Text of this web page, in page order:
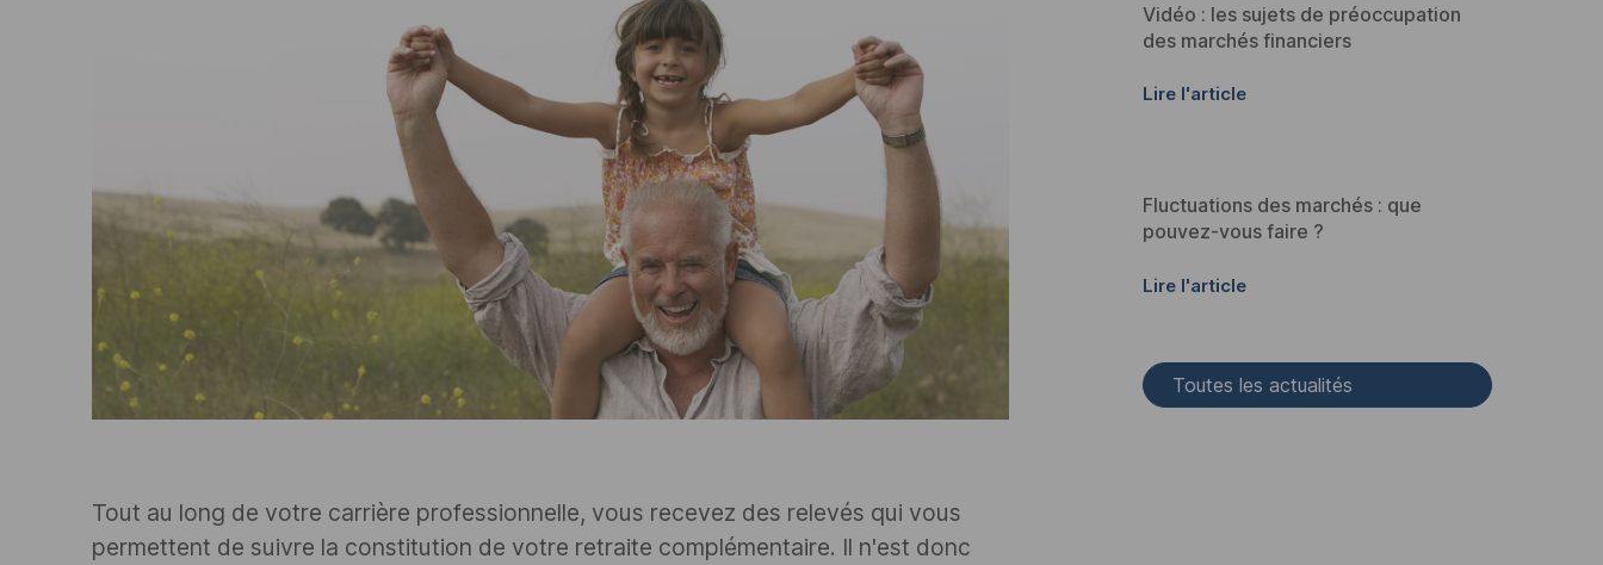
Vidéo : les sujets de préoccupation
des marchés financiers
Lire l'article
Fluctuations des marchés : que
pouvez-vous faire ?
Lire l'article
Toutes les actualités
Tout au long de votre carrière professionnelle, vous recevez des relevés qui vous
permettent de suivre la constitution de votre retraite complémentaire. Il n'est donc